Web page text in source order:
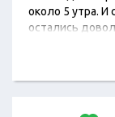
около 5 утра.
остались